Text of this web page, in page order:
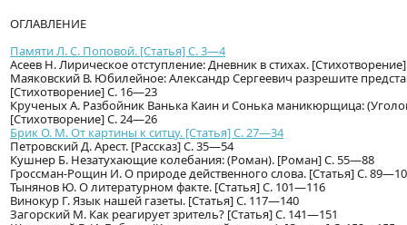
ОГЛАВЛЕНИЕ
Памяти Л. С. Поповой. [Статья] С. 3—4
Асеев Н. Лирическое отступление: Дневник в стихах.
Маяковский В. Юбилейное: Александр Сергеевич разрешите
[Стихотворение] С. 16—23
Крученых А. Разбойник Ванька Каин и Сонька маникюрщица:
[Стихотворение] С. 24—26
Брик О. М. От картины к ситцу. [Статья] С. 27—34
Петровский Д. Арест. [Рассказ] С. 35—54
Кушнер Б. Незатухающие колебания: (Роман). [Роман] С. 55—88
Гроссман-Рощин И. О природе действенного слова. [Статья] С.
Тынянов Ю. О литературном факте. [Статья] С. 101—116
Винокур Г. Язык нашей газеты. [Статья] С. 117—140
Загорский М. Как реагирует зритель? [Статья] С. 141—151